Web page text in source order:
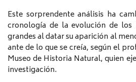
Este sorprendente análisis ha
cronología de la evolución de los
grandes al datar su aparición al
ante de lo que se creía, según el
Museo de Historia Natural, quien
investigación.